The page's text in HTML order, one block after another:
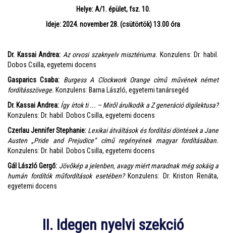
Helye: A/1. épület, fsz. 10.
Ideje: 2024. november 28. (csütörtök) 13.00 óra
Dr. Kassai Andrea: Az orvosi szaknyelv misztériuma. Konzulens: Dr. habil.
Dobos Csilla, egyetemi docens
Gasparics Csaba: Burgess A Clockwork Orange című művének német
fordításszövege. Konzulens: Barna László, egyetemi tanársegéd
Dr. Kassai Andrea: Így írtok ti ... – Miről árulkodik a Z generáció digilektusa?
Konzulens: Dr. habil. Dobos Csilla, egyetemi docens
Czerlau Jennifer Stephanie: Lexikai átváltások és fordítási döntések a Jane
Austen „Pride and Prejudice” című regényének magyar fordításában.
Konzulens: Dr. habil. Dobos Csilla, egyetemi docens
Gál László Gergő: Jövőkép a jelenben, avagy miért maradnak még sokáig a
humán fordítók műfordítások esetében? Konzulens: Dr. Kriston Renáta,
egyetemi docens
II. Idegen nyelvi szekció